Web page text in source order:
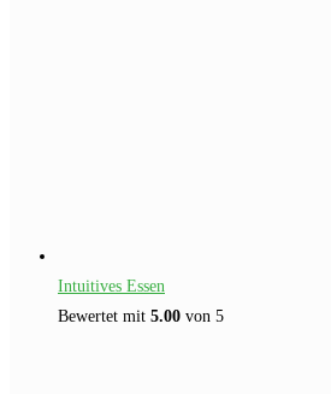
Intuitives Essen
Bewertet mit 5.00 von 5